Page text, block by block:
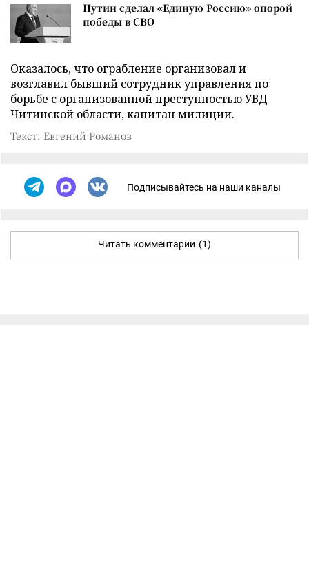
Путин сделал «Единую Россию» опорой
победы в СВО
Оказалось, что ограбление организовал и
возглавил бывший сотрудник управления по
борьбе с организованной преступностью УВД
Читинской области, капитан милиции.
Текст: Евгений Романов
Подписывайтесь на наши каналы
Читать комментарии (1)